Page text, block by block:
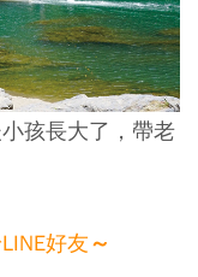
孩長大了，帶老
好友 ～